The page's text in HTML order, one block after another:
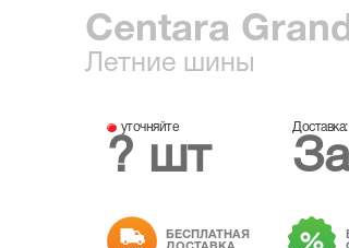
Centara
Летние шины
уточняйте
? шт
Доставка:
БЕСПЛАТНАЯ